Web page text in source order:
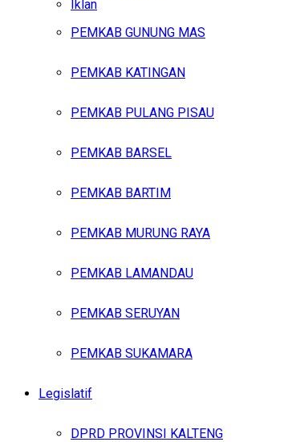
Iklan
PEMKAB GUNUNG MAS
PEMKAB KATINGAN
PEMKAB PULANG PISAU
PEMKAB BARSEL
PEMKAB BARTIM
PEMKAB MURUNG RAYA
PEMKAB LAMANDAU
PEMKAB SERUYAN
PEMKAB SUKAMARA
Legislatif
DPRD PROVINSI KALTENG